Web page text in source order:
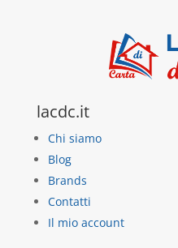
lacdc.it
Chi siamo
Blog
Brands
Contatti
Il mio account